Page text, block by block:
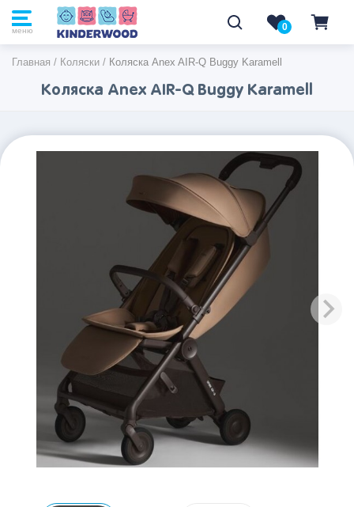
меню 0
Главная / Коляски / Коляска Anex AIR-Q Buggy Karamell
Коляска Anex AIR-Q Buggy Karamell